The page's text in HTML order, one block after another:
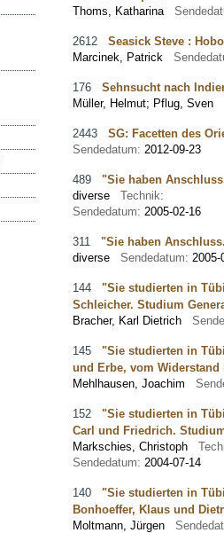
Thoms, Katharina
2612 Seasick Steve : Hobo
Marcinek, Patrick
176 Sehnsucht nach
Müller, Helmut; Pflug, Sven
2443 SG: Facetten des
Sendedatum: 2012-09-23
489 "Sie haben
diverse
Technik:
Sendedatum: 2005-02-16
311 "Sie haben
diverse
Sendedatum: 2005-
144 "Sie studierten in
Schleicher. Studium
Bracher, Karl Dietrich
145 "Sie studierten in
und Erbe, vom Widerstand
Mehlhausen, Joachim
152 "Sie studierten in
Carl und Friedrich.
Markschies, Christoph
Sendedatum: 2004-07-14
140 "Sie studierten in
Bonhoeffer, Klaus und
Moltmann, Jürgen